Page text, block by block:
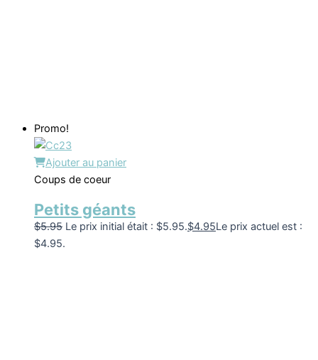
Promo!
Ajouter au panier
Coups de coeur
Petits géants
$5.95 Le prix initial était : $5.95.$4.95Le prix actuel est :
$4.95.